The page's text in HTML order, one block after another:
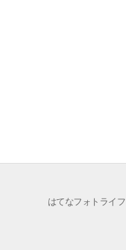
はてなフォトライフ